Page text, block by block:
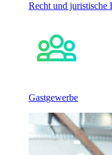
Recht und juristische
Gastgewerbe